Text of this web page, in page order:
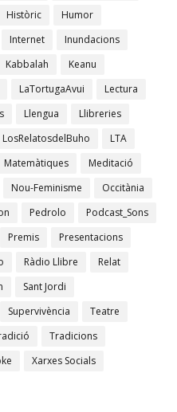
Històric
Humor
Internet
Inundacions
Kabbalah
Keanu
LaTortugaAvui
Lectura
Llengua
Llibreries
LosRelatosdelBuho
LTA
Matemàtiques
Meditació
Nou-Feminisme
Occitània
Pedrolo
Podcast_Sons
Premis
Presentacions
Ràdio Llibre
Relat
Sant Jordi
Supervivència
Teatre
Tradicions
Xarxes Socials